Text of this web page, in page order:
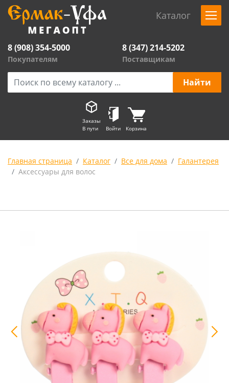
Каталог
8 (908) 354-5000
Покупателям
8 (347) 214-5202
Поставщикам
Заказы
В пути
Войти Корзина
Главная страница Каталог Все для дома
Галантерея
Аксессуары для волос